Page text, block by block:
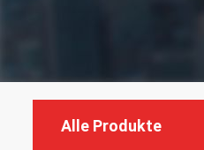
Alle Produkte